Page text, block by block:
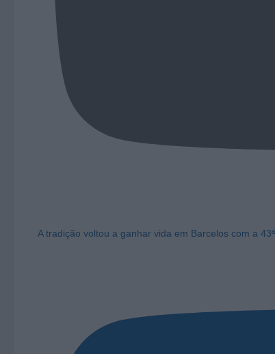
A tradição voltou a ganhar vida em Barcelos com a